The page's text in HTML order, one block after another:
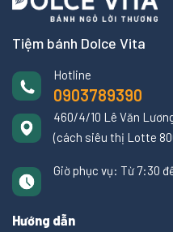
Tiệm bánh Dolce Vita
Hotline
0903789390
460/4/10 Lê Văn
(cách siêu thị Lotte
Giờ phục vụ: Từ 7:30
Hướng dẫn